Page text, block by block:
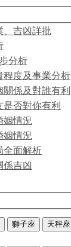
、吉凶詳批
分析
程度及事業分析
係及對誰有利
否對你有利
姻情況
姻情況
全面解析
係吉凶
獅子座 天秤座